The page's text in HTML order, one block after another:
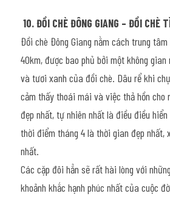
10. ĐỒI CHÈ ĐÔNG GIANG – ĐỒI CHÈ
Đồi chè Đông Giang nằm cách trung tâm
40km, được bao phủ bởi một không
và tươi xanh của đồi chè. Dâu rể khi
cảm thấy thoái mái và việc thả hồn cho
đẹp nhất, tự nhiên nhất là điều điều
thời điểm tháng 4 là thời gian đẹp nhất,
nhất.
Các cặp đôi hẳn sẽ rất hài lòng với
khoảnh khắc hạnh phúc nhất của cuộc